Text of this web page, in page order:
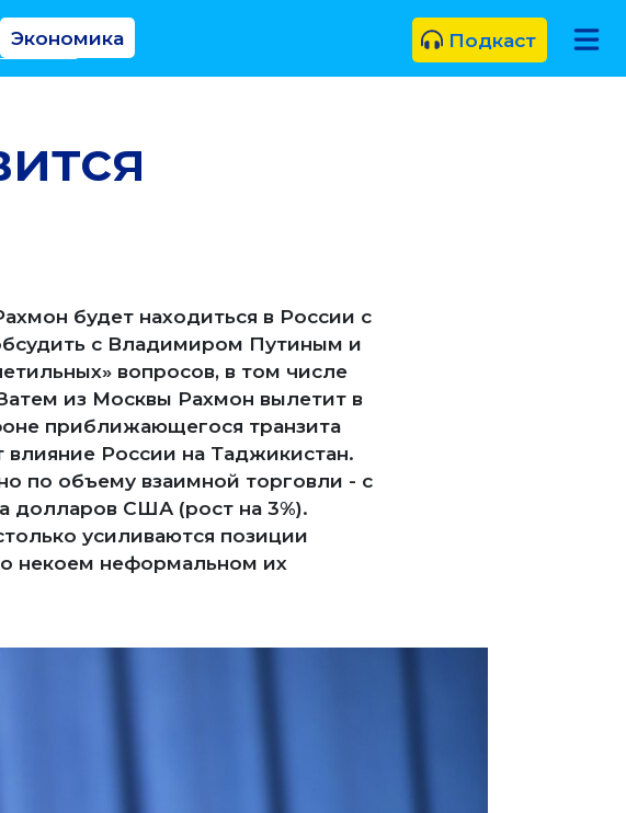
Экономика
Подкаст
будет находиться в России с
с Владимиром Путиным и
вопросов, в том числе
из Москвы Рахмон вылетит в
приближающегося транзита
влияние России на Таджикистан.
по объему взаимной торговли - с
долларов США (рост на 3%).
усиливаются позиции
некоем неформальном их